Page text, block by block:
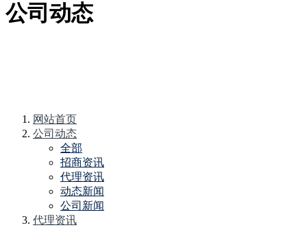
公司动态
网站首页
公司动态
全部
招商资讯
代理资讯
动态新闻
公司新闻
代理资讯